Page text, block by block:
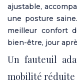
ajustable,
une posture
meilleur confort
bien-être, jour
Un fauteuil
mobilité réduite